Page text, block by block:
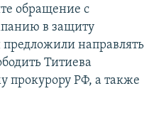
обращение с
в защиту
направлять
Титиева
прокурору РФ, а также